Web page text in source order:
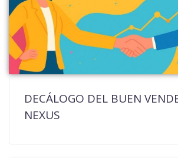
DECÁLOGO DEL BUEN
NEXUS